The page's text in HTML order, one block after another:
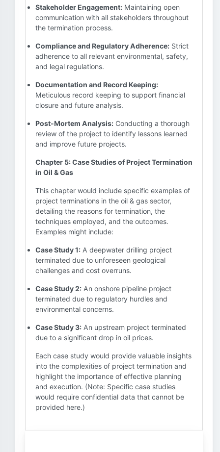
Stakeholder Engagement: Maintaining open
communication with all stakeholders throughout
the termination process.
Compliance and Regulatory Adherence: Strict
adherence to all relevant environmental, safety,
and legal regulations.
Documentation and Record Keeping:
Meticulous record keeping to support financial
closure and future analysis.
Post-Mortem Analysis: Conducting a thorough
review of the project to identify lessons learned
and improve future projects.
Chapter 5: Case Studies of Project Termination
in Oil & Gas
This chapter would include specific examples of
project terminations in the oil & gas sector,
detailing the reasons for termination, the
techniques employed, and the outcomes.
Examples might include:
Case Study 1: A deepwater drilling project
terminated due to unforeseen geological
challenges and cost overruns.
Case Study 2: An onshore pipeline project
terminated due to regulatory hurdles and
environmental concerns.
Case Study 3: An upstream project terminated
due to a significant drop in oil prices.
Each case study would provide valuable insights
into the complexities of project termination and
highlight the importance of effective planning
and execution. (Note: Specific case studies
would require confidential data that cannot be
provided here.)